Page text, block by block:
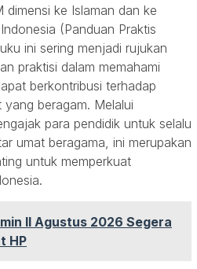
dimensi ke Islaman dan ke
(Panduan Praktis
ini sering menjadi rujukan
praktisi dalam memahami
berkontribusi terhadap
beragam. Melalui
para pendidik untuk selalu
umat beragama, ini merupakan
untuk memperkuat
II Agustus 2026 Segera
HP